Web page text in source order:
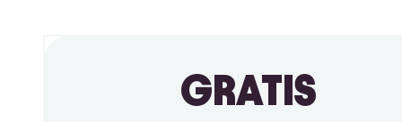
GRATIS